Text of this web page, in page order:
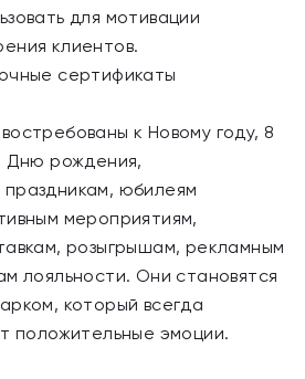
для мотивации
клиентов.
сертификаты
к Новому году, 8
Дню рождения,
юбилеям
мероприятиям,
розыгрышам, рекламным
лояльности. Они становятся
который всегда
положительные эмоции.